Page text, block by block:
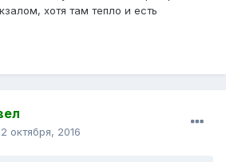
хотя там тепло и есть
2 октября, 2016